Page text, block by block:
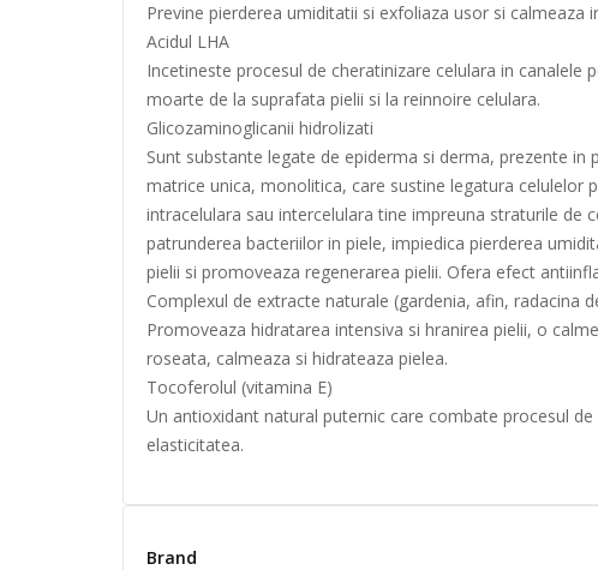
Previne pierderea umiditatii si exfoliaza usor si calmeaza
Acidul LHA
Incetineste procesul de cheratinizare celulara in
moarte de la suprafata pielii si la reinnoire celulara.
Glicozaminoglicanii hidrolizati
Sunt substante legate de epiderma si derma, prezente
matrice unica, monolitica, care sustine legatura celulelor
intracelulara sau intercelulara tine impreuna straturile de
patrunderea bacteriilor in piele, impiedica pierderea
pielii si promoveaza regenerarea pielii. Ofera efect
Complexul de extracte naturale (gardenia, afin, radacina
Promoveaza hidratarea intensiva si hranirea pielii, o
roseata, calmeaza si hidrateaza pielea.
Tocoferolul (vitamina E)
Un antioxidant natural puternic care combate procesul
elasticitatea.
Brand